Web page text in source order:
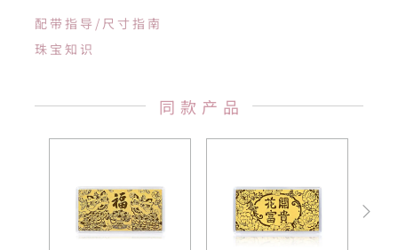
配带指导/尺寸指南
珠宝知识
同款产品